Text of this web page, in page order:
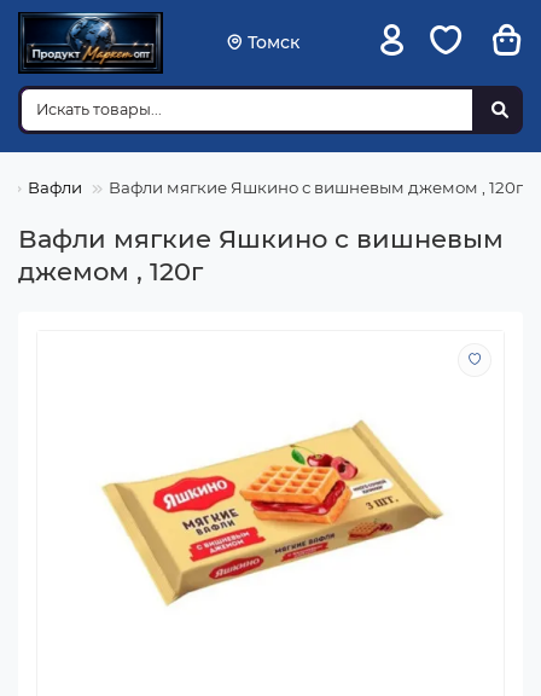
Томск
Вафли Вафли мягкие Яшкино с вишневым джемом , 120г
Вафли мягкие Яшкино с вишневым
джемом , 120г